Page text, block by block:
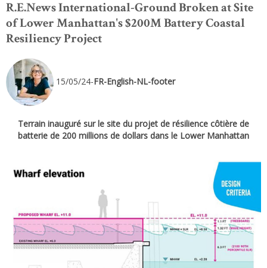
R.E.News International-Ground Broken at Site
of Lower Manhattan's $200M Battery Coastal
Resiliency Project
15/05/24-FR-English-NL-footer
Terrain inauguré sur le site du projet de résilience côtière de
batterie de 200 millions de dollars dans le Lower Manhattan